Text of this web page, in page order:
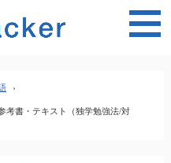
›
考書・テキスト（独学勉強法/対